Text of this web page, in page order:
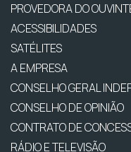
PROVEDORA DO
ACESSIBILIDADES
SATÉLITES
A EMPRESA
CONSELHO GERAL
CONSELHO DE OPINIÃO
CONTRATO DE
RÁDIO E TELEVISÃO